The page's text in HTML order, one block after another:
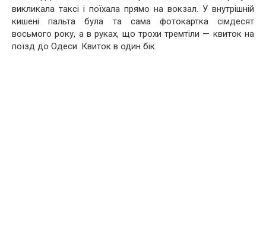
викликала таксі і поїхала прямо на вокзал. У внутрішній
кишені пальта була та сама фотокартка сімдесят
восьмого року, а в руках, що трохи тремтіли — квиток на
поїзд до Одеси. Квиток в один бік.